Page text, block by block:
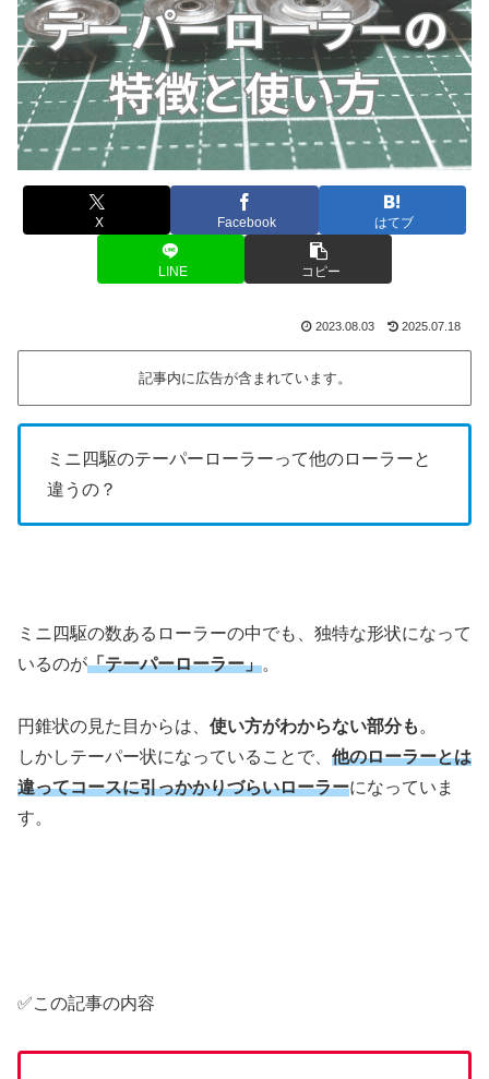
X Facebook はてブ
LINE コピー
2023.08.03 2025.07.18
記事内に広告が含まれています。
ミニ四駆のテーパーローラーって他のローラーと
違うの？
ミニ四駆の数あるローラーの中でも、独特な形状になって
いるのが「テーパーローラー」。
円錐状の見た目からは、 使い方がわからない部分も 。
しかしテーパー状になっていることで、 他のローラーとは
違ってコースに引っかかりづらいローラーになっていま
す。
✅この記事の内容